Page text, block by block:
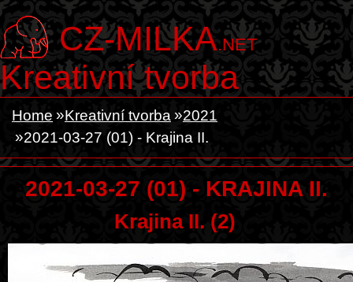
CZ-MILKA.NET
Kreativní tvorba
Home Kreativní tvorba
2021
2021-03-27 (01) - Krajina II.
2021-03-27 (01) - KRAJINA II.
Krajina II. (2)